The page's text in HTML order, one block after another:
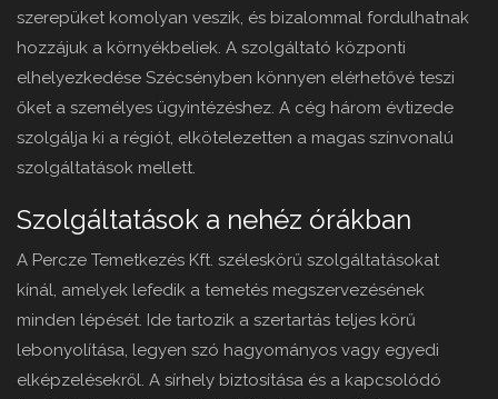
szerepüket komolyan veszik, és bizalommal fordulhatnak
hozzájuk a környékbeliek. A szolgáltató központi
elhelyezkedése Szécsényben könnyen elérhetővé teszi
őket a személyes ügyintézéshez. A cég három évtizede
szolgálja ki a régiót, elkötelezetten a magas színvonalú
szolgáltatások mellett.
Szolgáltatások a nehéz órákban
A Percze Temetkezés Kft. széleskörű szolgáltatásokat
kínál, amelyek lefedik a temetés megszervezésének
minden lépését. Ide tartozik a szertartás teljes körű
lebonyolítása, legyen szó hagyományos vagy egyedi
elképzelésekről. A sírhely biztosítása és a kapcsolódó